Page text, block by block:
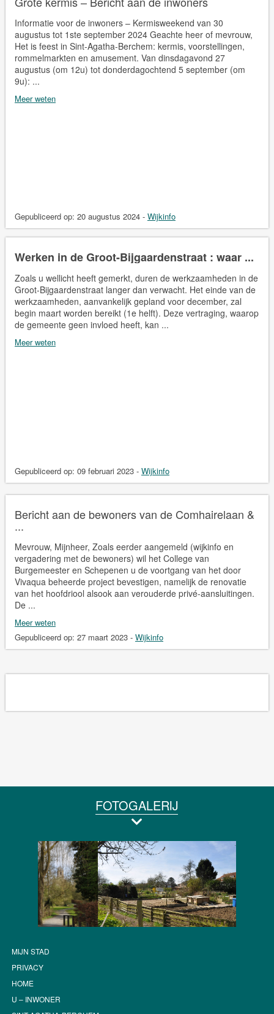
Informatie voor de inwoners – Kermisweekend van 30
augustus tot 1ste september 2024 Geachte heer of mevrouw,
Het is feest in Sint-Agatha-Berchem: kermis, voorstellingen,
rommelmarkten en amusement. Van dinsdagavond 27
augustus (om 12u) tot donderdagochtend 5 september (om
9u): ...
Meer weten
Gepubliceerd op: 20 augustus 2024 - Wijkinfo
Werken in de Groot-Bijgaardenstraat : waar ...
Zoals u wellicht heeft gemerkt, duren de werkzaamheden in de
Groot-Bijgaardenstraat langer dan verwacht. Het einde van de
werkzaamheden, aanvankelijk gepland voor december, zal
begin maart worden bereikt (1e helft). Deze vertraging, waarop
de gemeente geen invloed heeft, kan ...
Meer weten
Gepubliceerd op: 09 februari 2023 - Wijkinfo
Bericht aan de bewoners van de Comhairelaan &
...
Mevrouw, Mijnheer, Zoals eerder aangemeld (wijkinfo en
vergadering met de bewoners) wil het College van
Burgemeester en Schepenen u de voortgang van het door
Vivaqua beheerde project bevestigen, namelijk de renovatie
van het hoofdriool alsook aan verouderde privé-aansluitingen.
De ...
Meer weten
Gepubliceerd op: 27 maart 2023 - Wijkinfo
FOTOGALERIJ
MIJN STAD
PRIVACY
HOME
U – INWONER